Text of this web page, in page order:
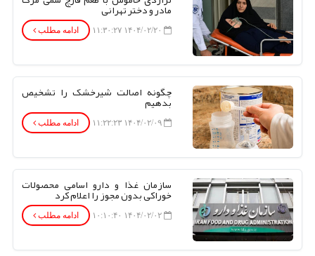
مادر و دختر تهرانی
ادامه مطلب
چگونه اصالت شیرخشک را تشخیص
بدهیم
۱۴۰۴/۰۲/۰۹ ۱۱:۲۲:۲۳ ادامه مطلب
سازمان غذا و دارو اسامی محصولات
خوراکی بدون مجوز را اعلام کرد
۱۴۰۴/۰۲/۰۲ ۱۰:۱۰:۴۰ ادامه مطلب